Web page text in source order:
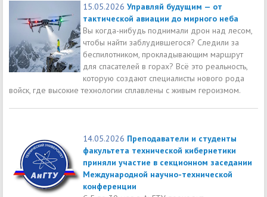
15.05.2026 Управляй будущим — от
тактической авиации до мирного неба
Вы когда-нибудь поднимали дрон над лесом,
чтобы найти заблудившегося? Следили за
беспилотником, прокладывающим маршрут
для спасателей в горах? Всё это реальность,
которую создают специалисты нового рода
войск, где высокие технологии сплавлены с живым героизмом.
14.05.2026 Преподаватели и студенты
факультета технической кибернетики
приняли участие в секционном заседании
Международной научно-технической
конференции